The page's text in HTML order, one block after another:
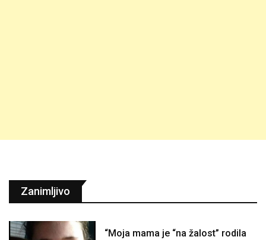
Zanimljivo
“Moja mama je “na žalost” rodila